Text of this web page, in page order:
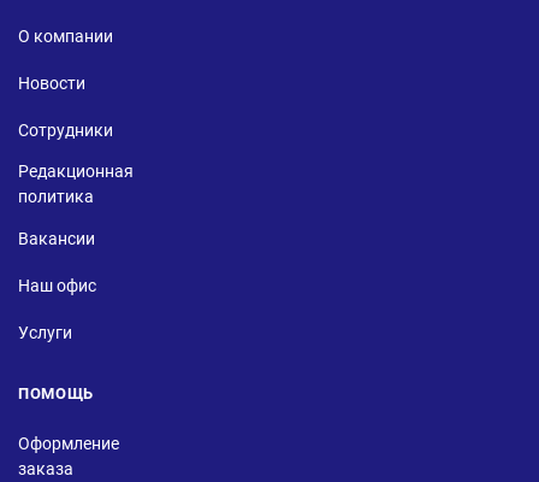
О компании
Новости
Сотрудники
Редакционная
политика
Вакансии
Наш офис
Услуги
ПОМОЩЬ
Оформление
заказа